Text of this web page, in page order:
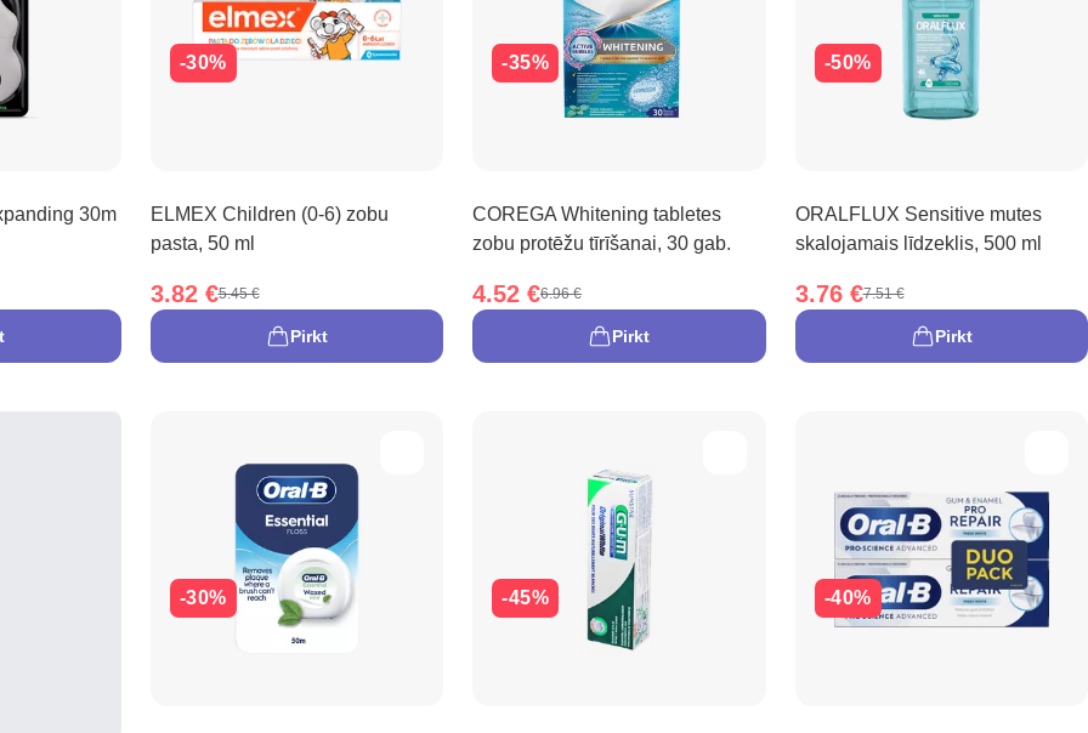
30m
-30%
ELMEX Children (0-6) zobu
pasta, 50 ml
3.82 €5.45 €
Pirkt
-35%
COREGA Whitening tabletes
zobu protēžu tīrīšanai, 30 gab.
4.52 €6.96 €
Pirkt
-50%
ORALFLUX Sensitive mutes
skalojamais līdzeklis, 500 ml
3.76 €7.51 €
Pirkt
-30% -45% -40%